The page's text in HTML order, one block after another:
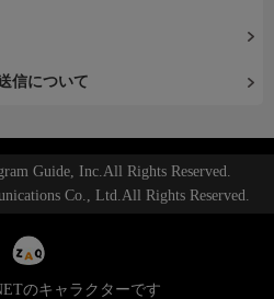
信について
Guide, Inc.All Rights Reserved.
Co., Ltd.All Rights Reserved.
のキャラクターです